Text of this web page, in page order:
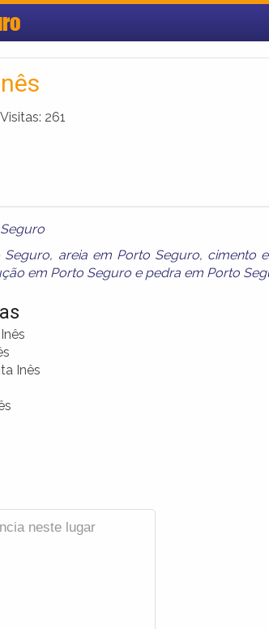
Visitas: 261
Seguro, areia em Porto Seguro, cimento
em Porto Seguro e pedra em Porto
Inês